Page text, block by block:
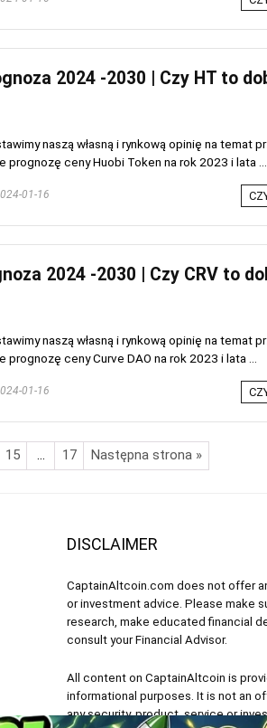
2024 -2030 | Czy HT to
naszą własną i rynkową opinię na temat
ceny Huobi Token na rok 2023 i lata ...
01-16
2024 -2030 | Czy CRV to
naszą własną i rynkową opinię na temat
ceny Curve DAO na rok 2023 i lata ...
01-16
15 … 17 Następna strona »
DISCLAIMER
CaptainAltcoin.com does not offer
or investment advice. Please make
research, make educated financial
consult your Financial Advisor.
All content on CaptainAltcoin is
informational purposes. It is not an
any security, product, service or